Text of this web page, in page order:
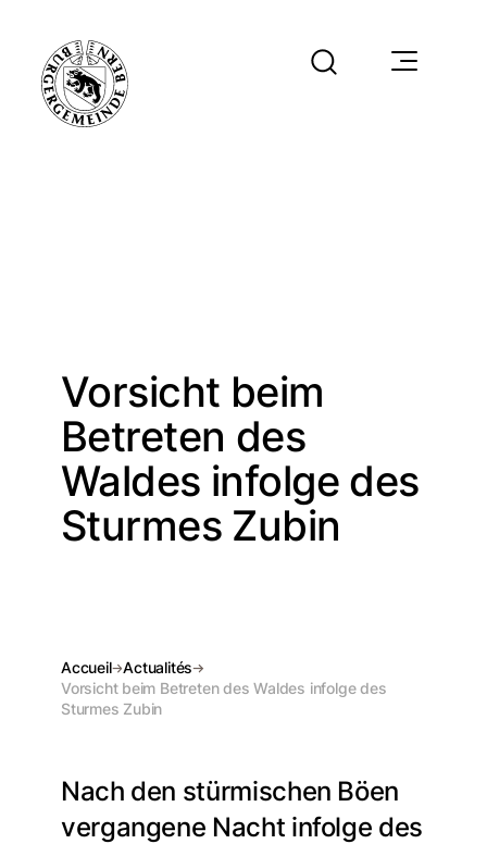
Vorsicht beim
Betreten des
Waldes infolge des
Sturmes Zubin
Accueil
Actualités
Vorsicht beim Betreten des Waldes infolge des
Sturmes Zubin
Nach den stürmischen Böen
vergangene Nacht infolge des